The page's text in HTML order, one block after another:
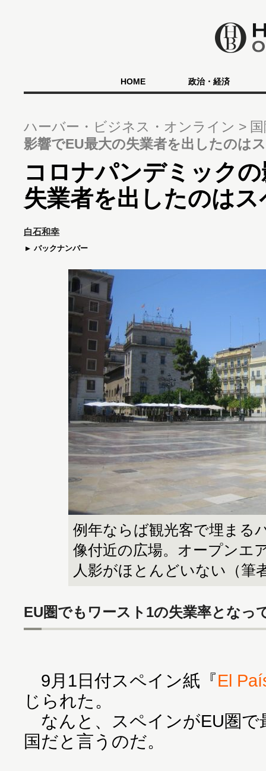
HOME 政治・経済
ハーバー・ビジネス・オンライン
影響でEU最大の失業者を出したのは
コロナパンデミック
失業者を出したのは
白石和幸
バックナンバー
例年ならば観光客で埋まる
像付近の広場。オープンエ
人影がほとんどいない（筆
EU圏でもワースト1の失業率となっ
9月1日付スペイン紙『El
じられた。
なんと、スペインがEU圏で
国だと言うのだ。